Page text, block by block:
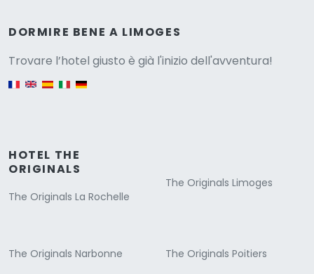
DORMIRE BENE A LIMOGES
Trovare l’hotel giusto è già l'inizio dell'avventura!
HOTEL THE
ORIGINALS
The Originals La Rochelle
The Originals Limoges
The Originals Narbonne The Originals Poitiers